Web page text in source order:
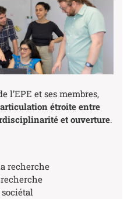
l’EPE et ses membres,
étroite entre
et ouverture.
recherche